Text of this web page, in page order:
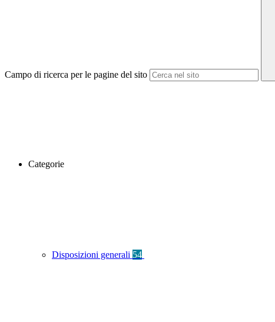
Campo di ricerca per le pagine del sito
Categorie
Disposizioni generali 54